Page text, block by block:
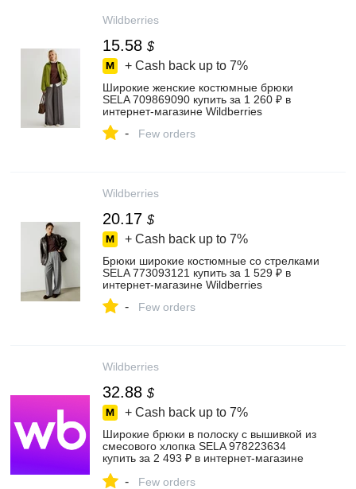
Wildberries
15.58 $
+ Cash back up to 7%
Широкие женские костюмные брюки
SELA 709869090 купить за 1 260 ₽ в
интернет‑магазине Wildberries
- Few orders
Wildberries
20.17 $
+ Cash back up to 7%
Брюки широкие костюмные со стрелками
SELA 773093121 купить за 1 529 ₽ в
интернет‑магазине Wildberries
- Few orders
Wildberries
32.88 $
+ Cash back up to 7%
Широкие брюки в полоску с вышивкой из
смесового хлопка SELA 978223634
купить за 2 493 ₽ в интернет‑магазине
- Few orders